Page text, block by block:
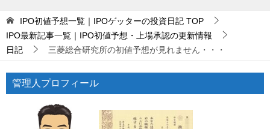
IPO初値予想一覧｜IPOゲッターの投資日記 TOP
IPO最新記事一覧｜IPO初値予想・上場承認の更新情報
日記
三菱総合研究所の初値予想が見れません・・・
管理人プロフィール